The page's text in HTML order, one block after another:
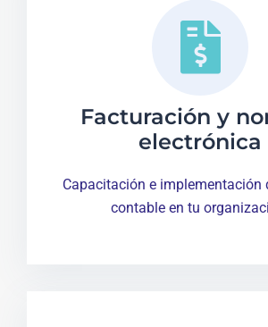
Facturación y
electrónica
Capacitación e implementación
contable en tu